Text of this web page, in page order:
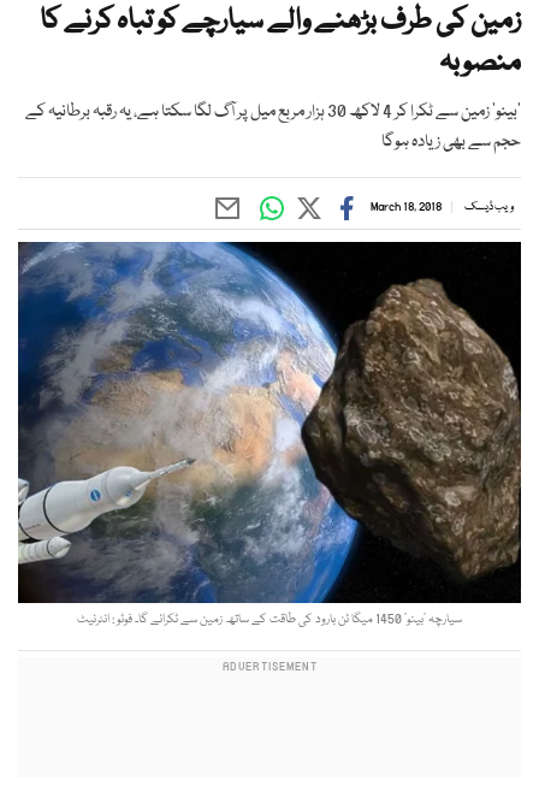
زمین کی طرف بڑھنے والے سیارچے کو تباہ کرنے کا
منصوبہ
’بینو‘ زمین سے ٹکرا کر 4 لاکھ 30 ہزار مربع میل پر آگ لگا سکتا ہے، یہ رقبہ برطانیہ کے
حجم سے بھی زیادہ ہوگا
ویب ڈیسک March 18, 2018
سیارچہ ’بینو‘ 1450 میگا ٹن بارود کی طاقت کے ساتھ زمین سے ٹکرائے گا۔ فوٹو : انٹرنیٹ